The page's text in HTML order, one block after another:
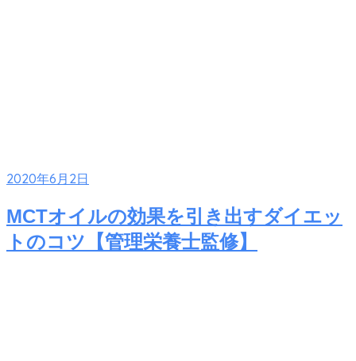
2020年6月2日
MCTオイルの効果を引き出すダイエッ
トのコツ【管理栄養士監修】